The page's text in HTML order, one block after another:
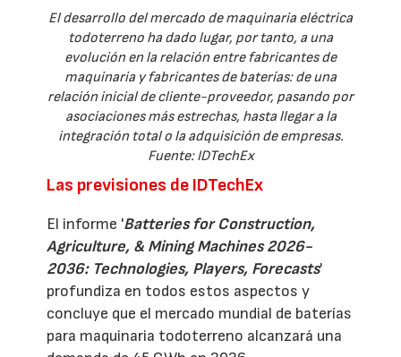
El desarrollo del mercado de maquinaria eléctrica
todoterreno ha dado lugar, por tanto, a una
evolución en la relación entre fabricantes de
maquinaria y fabricantes de baterías: de una
relación inicial de cliente-proveedor, pasando por
asociaciones más estrechas, hasta llegar a la
integración total o la adquisición de empresas.
Fuente: IDTechEx
Las previsiones de IDTechEx
El informe 'Batteries for Construction,
Agriculture, & Mining Machines 2026-
2036: Technologies, Players, Forecasts'
profundiza en todos estos aspectos y
concluye que el mercado mundial de baterías
para maquinaria todoterreno alcanzará una